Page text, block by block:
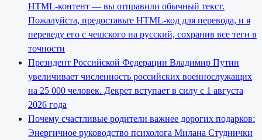
HTML-контент — вы отправили обычный текст.
Пожалуйста, предоставьте HTML-код для перевода, и я
переведу его с чешского на русский, сохранив все теги в
точности
Президент Российской Федерации Владимир Путин
увеличивает численность российских военнослужащих
на 25 000 человек. Декрет вступает в силу с 1 августа
2026 года
Почему счастливые родители важнее дорогих подарков:
Энергичное руководство психолога Милана Студнички